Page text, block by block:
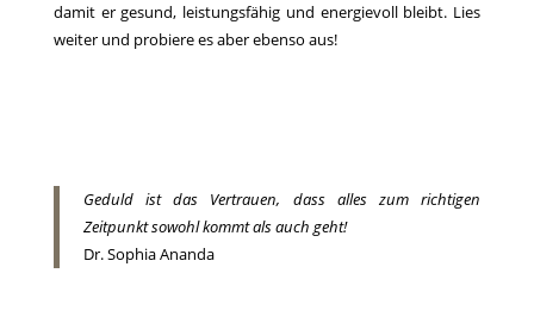
damit er gesund, leistungsfähig und energievoll bleibt. Lies
weiter und probiere es aber ebenso aus!
Geduld ist das Vertrauen, dass alles zum richtigen
Zeitpunkt sowohl kommt als auch geht!
Dr. Sophia Ananda